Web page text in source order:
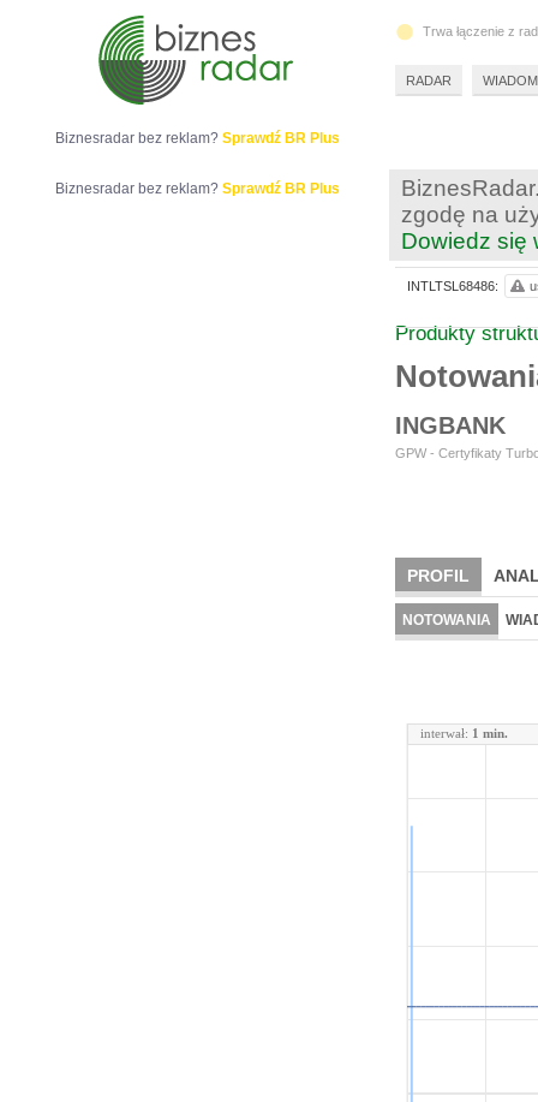
zgodę na
Dowiedz się
Produkty
INGBANK
GPW - Certyfikaty
PROFIL
NOTOWANIA
interwał: 1 min.
INTLTSL68486:
Biznesradar bez reklam? Sprawdź BR Plus
Biznesradar bez reklam? Sprawdź BR Plus
Trwa łączenie z
RADAR